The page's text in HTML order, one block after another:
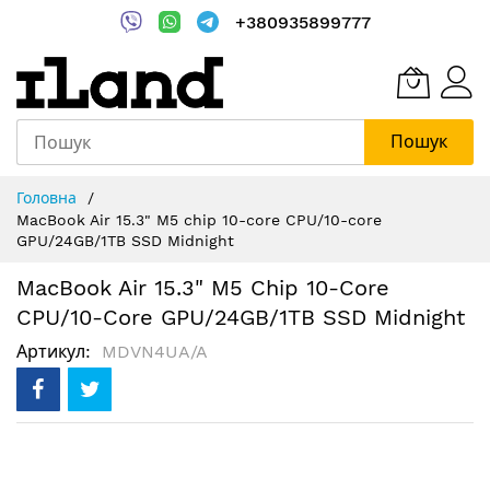
+380935899777
Пошук
Content
Головна
MacBook Air 15.3" M5 chip 10-core CPU/10-core
GPU/24GB/1TB SSD Midnight
MacBook Air 15.3" M5 Chip 10-Core
CPU/10-Core GPU/24GB/1TB SSD Midnight
Артикул MDVN4UA/A